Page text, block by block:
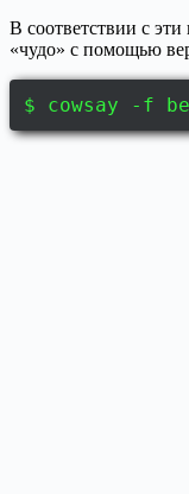
В соответствии с
«чудо» с помощью
$ cowsay -f